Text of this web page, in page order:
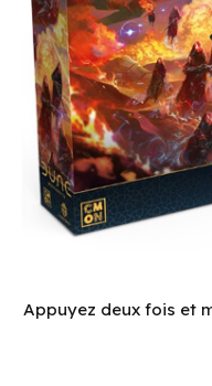
Appuyez deux fois et